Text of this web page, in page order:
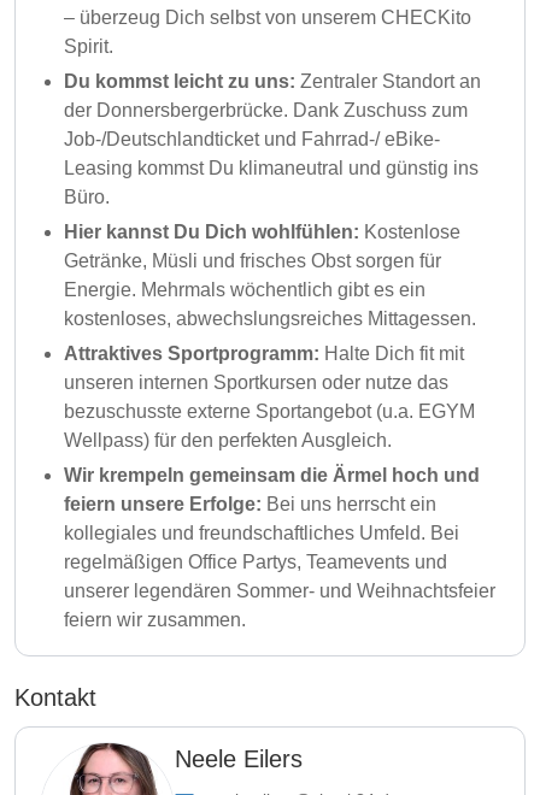
– überzeug Dich selbst von unserem CHECKito
Spirit.
Du kommst leicht zu uns: Zentraler Standort an
der Donnersbergerbrücke. Dank Zuschuss zum
Job-/Deutschlandticket und Fahrrad-/ eBike-
Leasing kommst Du klimaneutral und günstig ins
Büro.
Hier kannst Du Dich wohlfühlen: Kostenlose
Getränke, Müsli und frisches Obst sorgen für
Energie. Mehrmals wöchentlich gibt es ein
kostenloses, abwechslungsreiches Mittagessen.
Attraktives Sportprogramm: Halte Dich fit mit
unseren internen Sportkursen oder nutze das
bezuschusste externe Sportangebot (u.a. EGYM
Wellpass) für den perfekten Ausgleich.
Wir krempeln gemeinsam die Ärmel hoch und
feiern unsere Erfolge: Bei uns herrscht ein
kollegiales und freundschaftliches Umfeld. Bei
regelmäßigen Office Partys, Teamevents und
unserer legendären Sommer- und Weihnachtsfeier
feiern wir zusammen.
Kontakt
Neele Eilers